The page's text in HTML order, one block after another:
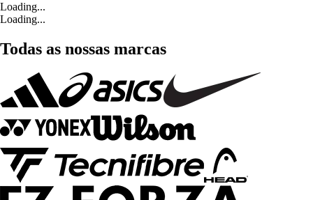
Loading...
Loading...
Todas as nossas marcas